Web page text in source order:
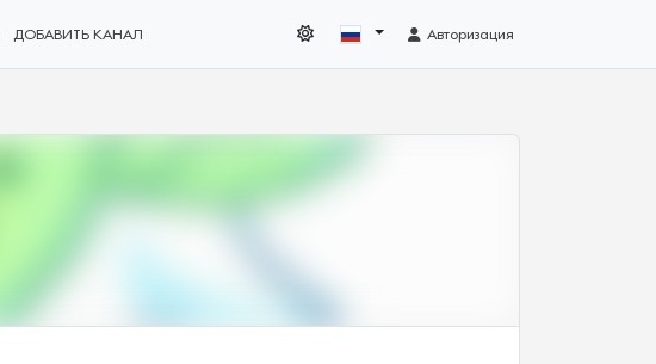
ДОБАВИТЬ КАНАЛ Авторизация